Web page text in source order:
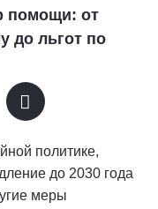
помощи: от
до льгот по
политике,
до 2030 года
меры